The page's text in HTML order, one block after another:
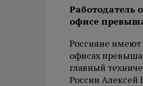
Работодатель
офисе
Россияне имеют
офисах
главный
России Алексей